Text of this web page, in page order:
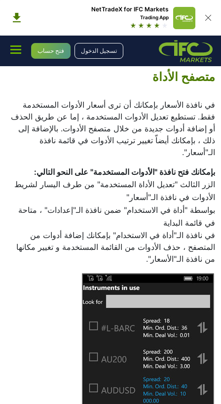
NetTradeX for IFC Markets
Trading App
تسجيل الدخول فتح حساب
المنصة منصات تداول
التوجيهات اليدوية
دليل المستخدم للنت تريدكس ويندوز موبايل
متصفح الأداة
متصفح الأداة
في نافذة الأسعار بإمكانك أن ترى أسعار الأدوات المستخدمة
فقط. تستطيع تعديل الأدوات المستخدمة ، إما عن طريق الحذف
أو إضافة أدوات جديدة من خلال متصفح الأدوات. بالإضافة إلى
ذلك ، بإمكانك أيضاّ تغيير ترتيب الأدوات في قائمة نافذة
الـ"أسعار".
بإمكانك فتح نافذة "الأدوات المستخدمة" على النحو التالي:
الزر الثالث "تعديل الأداة المستخدمة" من طرف اليسار لشريط
الأدوات في نافذة الـ"أسعار"
بواسطة "أداة في الاستخدام" ضمن نافذة الـ"إعدادات" ، متاحة
في قائمة البداية
في نافذة الـ"أداة في الاستخدام" بإمكانك إضافة أدوات من
المتصفح ، حذف الأدوات من القائمة المستخدمة و تغيير مكانها
من نافذة الـ"الأسعار".